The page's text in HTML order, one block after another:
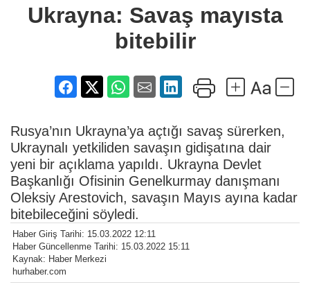
bitebilir
Ukrayna: Savaş mayısta
bitebilir
Rusya’nın Ukrayna’ya açtığı savaş sürerken,
Ukraynalı yetkiliden savaşın gidişatına dair
yeni bir açıklama yapıldı. Ukrayna Devlet
Başkanlığı Ofisinin Genelkurmay danışmanı
Oleksiy Arestovich, savaşın Mayıs ayına kadar
bitebileceğini söyledi.
Haber Giriş Tarihi: 15.03.2022 12:11
Haber Güncellenme Tarihi: 15.03.2022 15:11
Kaynak: Haber Merkezi
hurhaber.com